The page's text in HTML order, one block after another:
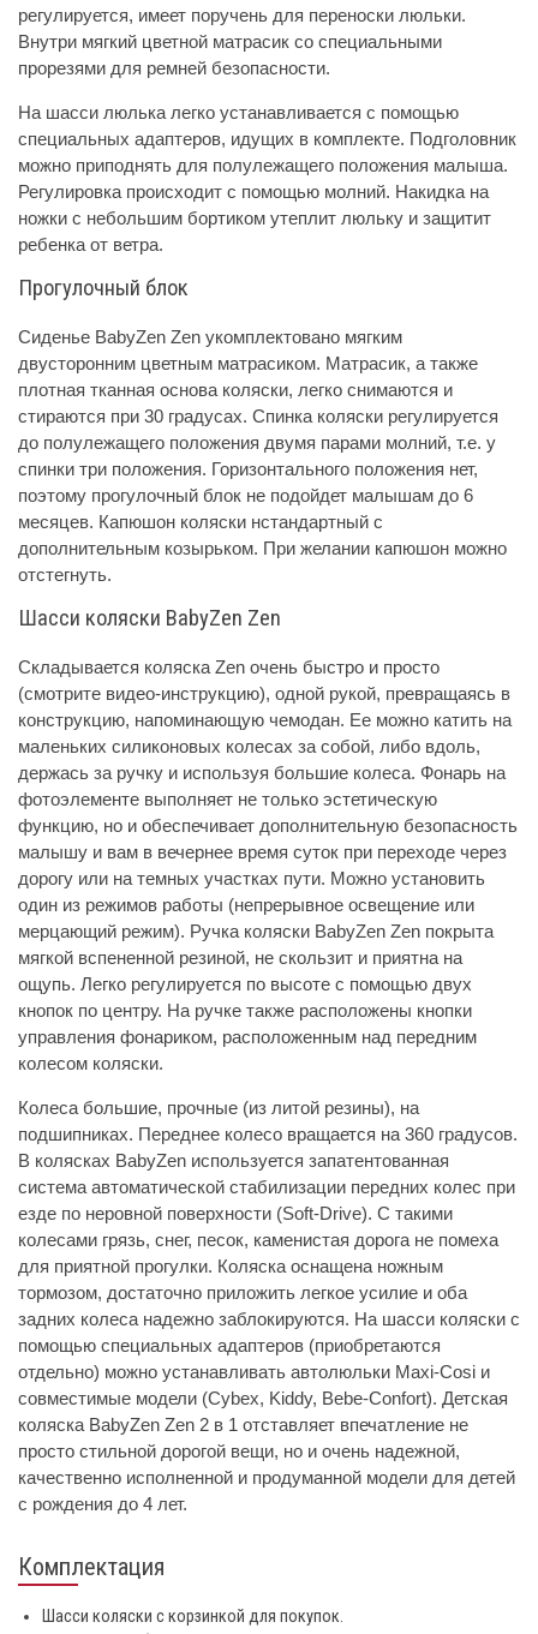
регулируется, имеет поручень для переноски люльки.
Внутри мягкий цветной матрасик со специальными
прорезями для ремней безопасности.
На шасси люлька легко устанавливается с помощью
специальных адаптеров, идущих в комплекте. Подголовник
можно приподнять для полулежащего положения малыша.
Регулировка происходит с помощью молний. Накидка на
ножки с небольшим бортиком утеплит люльку и защитит
ребенка от ветра.
Прогулочный блок
Сиденье BabyZen Zen укомплектовано мягким
двусторонним цветным матрасиком. Матрасик, а также
плотная тканная основа коляски, легко снимаются и
стираются при 30 градусах. Спинка коляски регулируется
до полулежащего положения двумя парами молний, т.е. у
спинки три положения. Горизонтального положения нет,
поэтому прогулочный блок не подойдет малышам до 6
месяцев. Капюшон коляски нстандартный с
дополнительным козырьком. При желании капюшон можно
отстегнуть.
Шасси коляски BabyZen Zen
Складывается коляска Zen очень быстро и просто
(смотрите видео-инструкцию), одной рукой, превращаясь в
конструкцию, напоминающую чемодан. Ее можно катить на
маленьких силиконовых колесах за собой, либо вдоль,
держась за ручку и используя большие колеса. Фонарь на
фотоэлементе выполняет не только эстетическую
функцию, но и обеспечивает дополнительную безопасность
малышу и вам в вечернее время суток при переходе через
дорогу или на темных участках пути. Можно установить
один из режимов работы (непрерывное освещение или
мерцающий режим). Ручка коляски BabyZen Zen покрыта
мягкой вспененной резиной, не скользит и приятна на
ощупь. Легко регулируется по высоте с помощью двух
кнопок по центру. На ручке также расположены кнопки
управления фонариком, расположенным над передним
колесом коляски.
Колеса большие, прочные (из литой резины), на
подшипниках. Переднее колесо вращается на 360 градусов.
В колясках BabyZen используется запатентованная
система автоматической стабилизации передних колес при
езде по неровной поверхности (Soft-Drive). С такими
колесами грязь, снег, песок, каменистая дорога не помеха
для приятной прогулки. Коляска оснащена ножным
тормозом, достаточно приложить легкое усилие и оба
задних колеса надежно заблокируются. На шасси коляски с
помощью специальных адаптеров (приобретаются
отдельно) можно устанавливать автолюльки Maxi-Cosi и
совместимые модели (Cybex, Kiddy, Bebe-Confort). Детская
коляска BabyZen Zen 2 в 1 отставляет впечатление не
просто стильной дорогой вещи, но и очень надежной,
качественно исполненной и продуманной модели для детей
с рождения до 4 лет.
Комплектация
Шасси коляски с корзинкой для покупок.